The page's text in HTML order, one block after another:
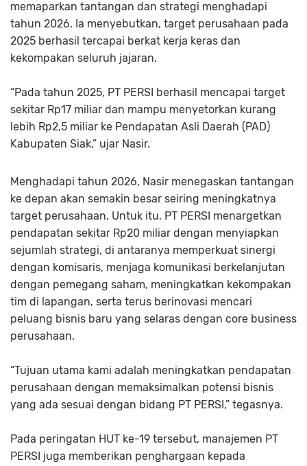
memaparkan tantangan dan strategi menghadapi
tahun 2026. Ia menyebutkan, target perusahaan pada
2025 berhasil tercapai berkat kerja keras dan
kekompakan seluruh jajaran.
“Pada tahun 2025, PT PERSI berhasil mencapai target
sekitar Rp17 miliar dan mampu menyetorkan kurang
lebih Rp2,5 miliar ke Pendapatan Asli Daerah (PAD)
Kabupaten Siak,” ujar Nasir.
Menghadapi tahun 2026, Nasir menegaskan tantangan
ke depan akan semakin besar seiring meningkatnya
target perusahaan. Untuk itu, PT PERSI menargetkan
pendapatan sekitar Rp20 miliar dengan menyiapkan
sejumlah strategi, di antaranya memperkuat sinergi
dengan komisaris, menjaga komunikasi berkelanjutan
dengan pemegang saham, meningkatkan kekompakan
tim di lapangan, serta terus berinovasi mencari
peluang bisnis baru yang selaras dengan core business
perusahaan.
“Tujuan utama kami adalah meningkatkan pendapatan
perusahaan dengan memaksimalkan potensi bisnis
yang ada sesuai dengan bidang PT PERSI,” tegasnya.
Pada peringatan HUT ke-19 tersebut, manajemen PT
PERSI juga memberikan penghargaan kepada